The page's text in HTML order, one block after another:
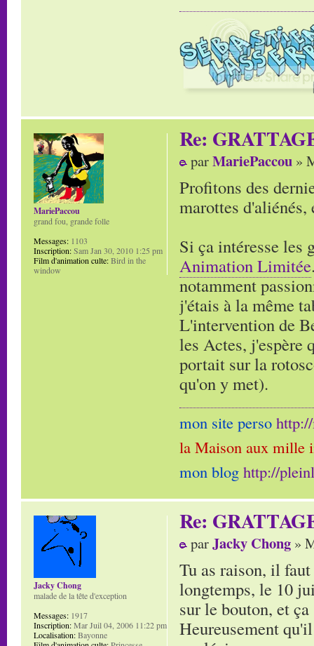
Re:
parMariePaccou »
Profitons des
marottes
Si ça intéresse les
Animation Limitée
notamment
j'étais à la même
L'intervention de
les Actes, j'espère
portait sur la
qu'on y met).
mon site perso
la Maison aux mille
mon blog http://
MariePaccou
grand fou, grande folle
Messages: 1103
Inscription:Sam Jan 30, 2010 1:25 pm
Film d'animation culte:Bird in the
window
Re:
parJacky Chong »
Tu as raison, il
longtemps, le 10
sur le bouton, et
Heureusement
Jacky Chong
malade de la tête d'exception
Messages: 1917
Inscription:Mar Juil 04, 2006 11:22 pm
Localisation:Bayonne